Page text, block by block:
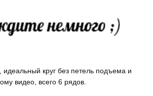
идеальный круг без петель подъема и
видео, всего 6 рядов.